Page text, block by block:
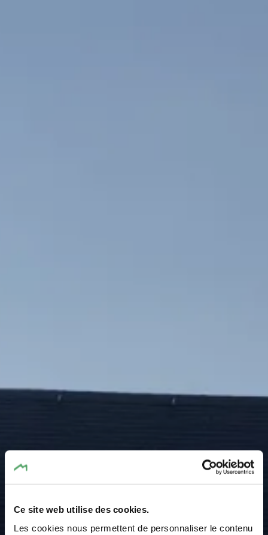
Ce site web utilise des cookies.
Les cookies nous permettent de personnaliser le contenu